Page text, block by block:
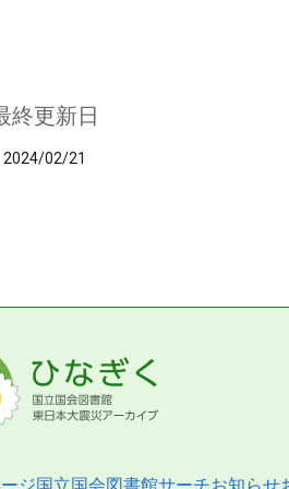
終更新日
2024/02/21